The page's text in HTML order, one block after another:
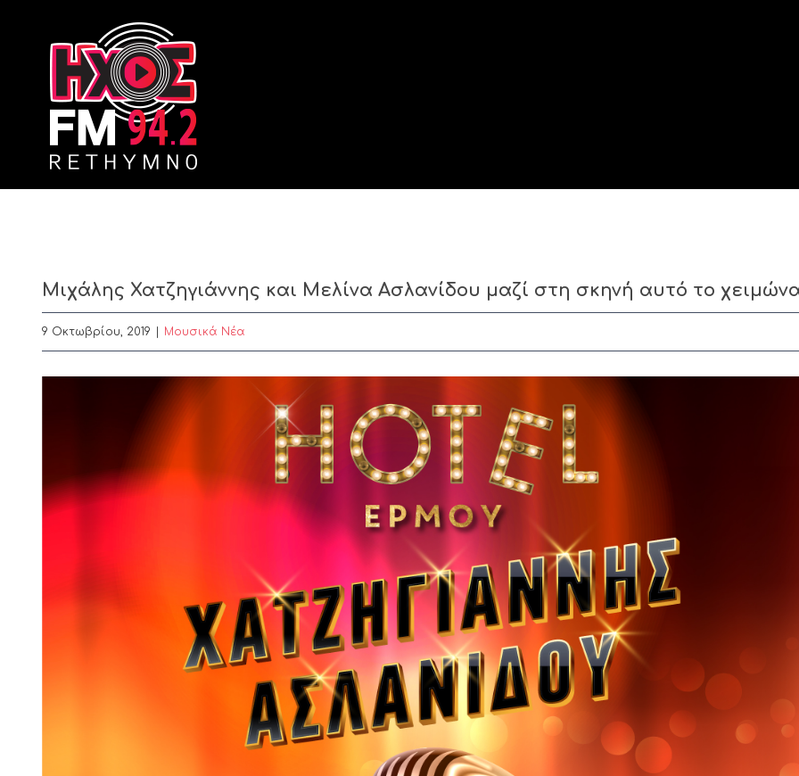
Μιχάλης Χατζηγιάννης και Μελίνα Ασλανίδου μαζί στη σκηνή αυτό το
9 Οκτωβρίου, 2019 Μουσικά Νέα